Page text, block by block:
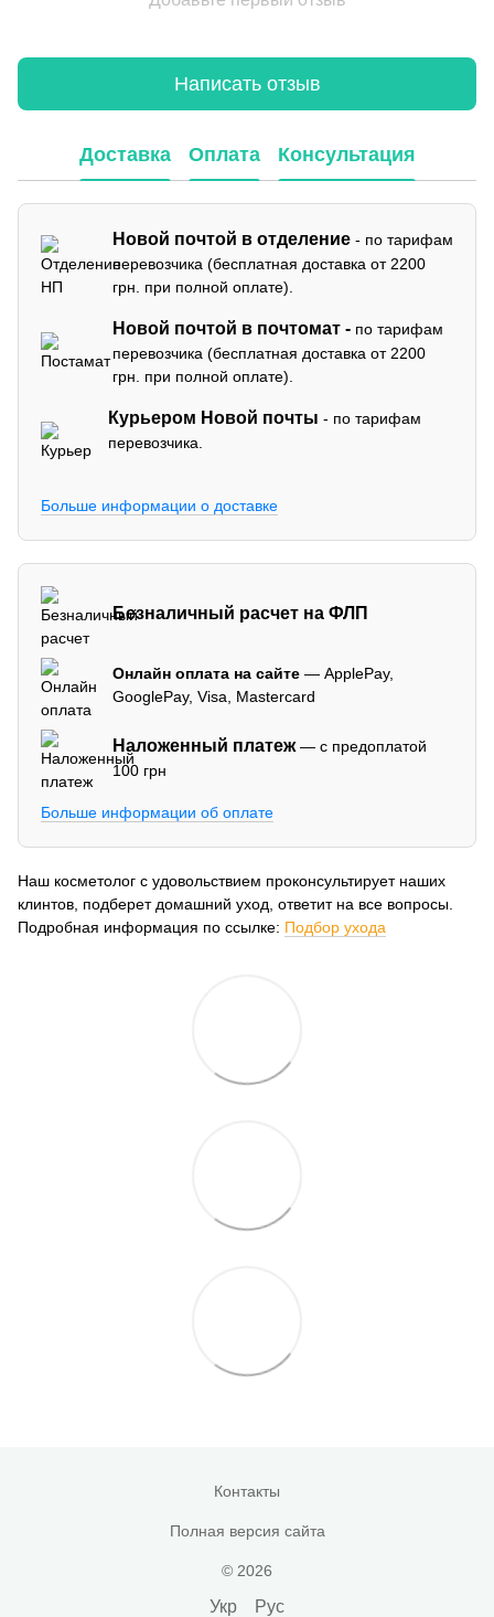
Написать отзыв
Доставка Оплата Консультация
Новой почтой в отделение - по тарифам
перевозчика (бесплатная доставка от 2200
грн. при полной оплате).
Новой почтой в почтомат - по тарифам
перевозчика (бесплатная доставка от 2200
грн. при полной оплате).
Курьером Новой почты - по тарифам
перевозчика.
Больше информации о доставке
Безналичный расчет на ФЛП
Онлайн оплата на сайте — ApplePay,
GooglePay, Visa, Mastercard
Наложенный платеж— с предоплатой
100 грн
Больше информации об оплате
Наш косметолог с удовольствием проконсультирует наших
клинтов, подберет домашний уход, ответит на все вопросы.
Подробная информация по ссылке: Подбор ухода
Контакты
Полная версия сайта
© 2026
Укр Рус